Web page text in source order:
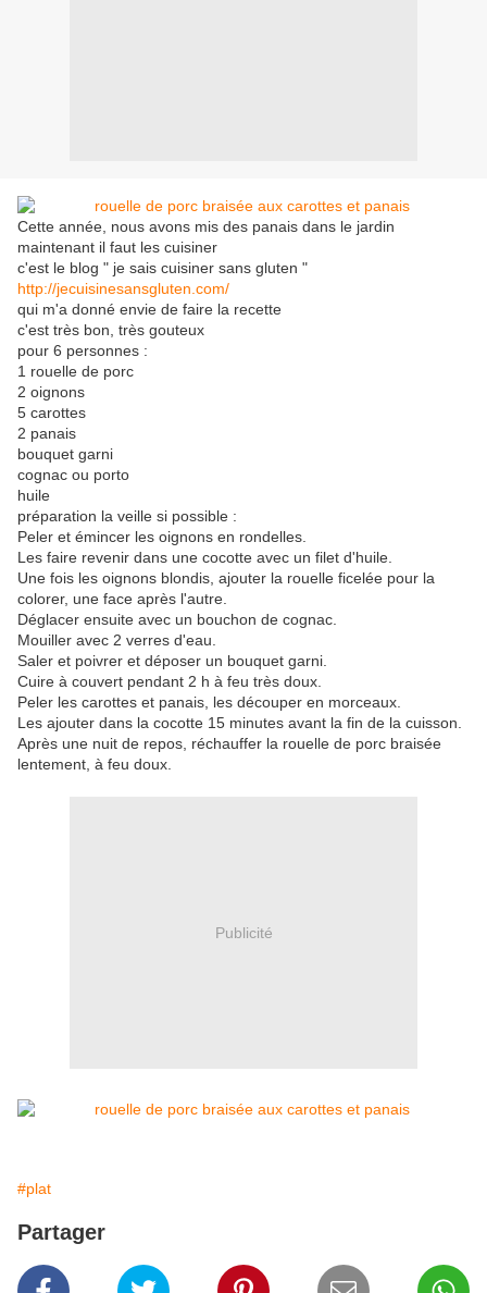
Cette année, nous avons mis des panais dans le jardin
maintenant il faut les cuisiner
c'est le blog " je sais cuisiner sans gluten "
http://jecuisinesansgluten.com/
qui m'a donné envie de faire la recette
c'est très bon, très gouteux
pour 6 personnes :
1 rouelle de porc
2 oignons
5 carottes
2 panais
bouquet garni
cognac ou porto
huile
préparation la veille si possible :
Peler et émincer les oignons en rondelles.
Les faire revenir dans une cocotte avec un filet d'huile.
Une fois les oignons blondis, ajouter la rouelle ficelée pour la
colorer, une face après l'autre.
Déglacer ensuite avec un bouchon de cognac.
Mouiller avec 2 verres d'eau.
Saler et poivrer et déposer un bouquet garni.
Cuire à couvert pendant 2 h à feu très doux.
Peler les carottes et panais, les découper en morceaux.
Les ajouter dans la cocotte 15 minutes avant la fin de la cuisson.
Après une nuit de repos, réchauffer la rouelle de porc braisée
lentement, à feu doux.
Publicité
#plat
Partager